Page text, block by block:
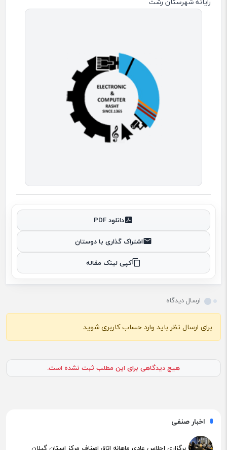
دانلود PDF
اشتراک گذاری با دوستان
کپی لینک مقاله
ارسال دیدگاه
برای ارسال نظر باید وارد حساب کاربری شوید
هیچ دیدگاهی برای این مطلب ثبت نشده است.
اخبار صنفی